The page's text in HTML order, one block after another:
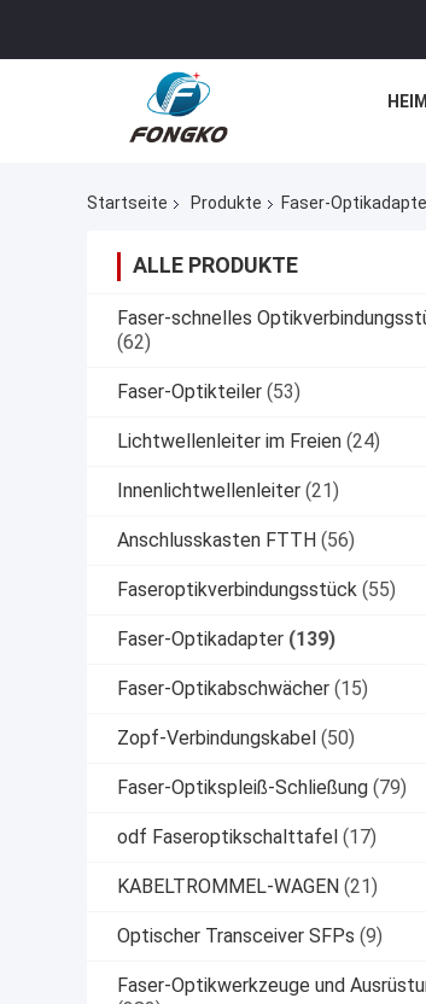
HEIM
Startseite Produkte Faser-
ALLE PRODUKTE
Faser-schnelles
(62)
Faser-Optikteiler (53)
Lichtwellenleiter im Freien (24)
Innenlichtwellenleiter (21)
Anschlusskasten FTTH (56)
Faseroptikverbindungsstück (55)
Faser-Optikadapter (139)
Faser-Optikabschwächer (15)
Zopf-Verbindungskabel (50)
Faser-Optikspleiß-Schließung (79)
odf Faseroptikschalttafel (17)
KABELTROMMEL-WAGEN (21)
Optischer Transceiver SFPs (9)
Faser-Optikwerkzeuge und